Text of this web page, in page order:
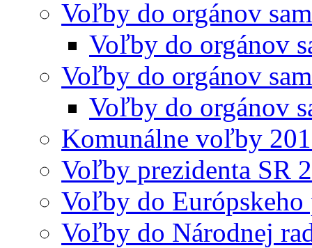
Voľby do orgánov
Voľby do orgánov
Voľby do orgánov
Voľby do orgánov
Komunálne voľby
Voľby prezidenta SR
Voľby do Európskeho
Voľby do Národnej